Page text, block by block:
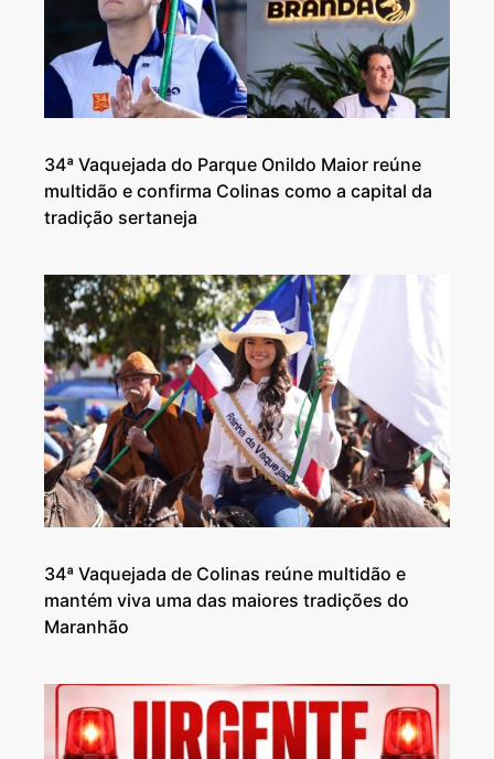
34ª Vaquejada do Parque Onildo Maior reúne
multidão e confirma Colinas como a capital da
tradição sertaneja
34ª Vaquejada de Colinas reúne multidão e
mantém viva uma das maiores tradições do
Maranhão